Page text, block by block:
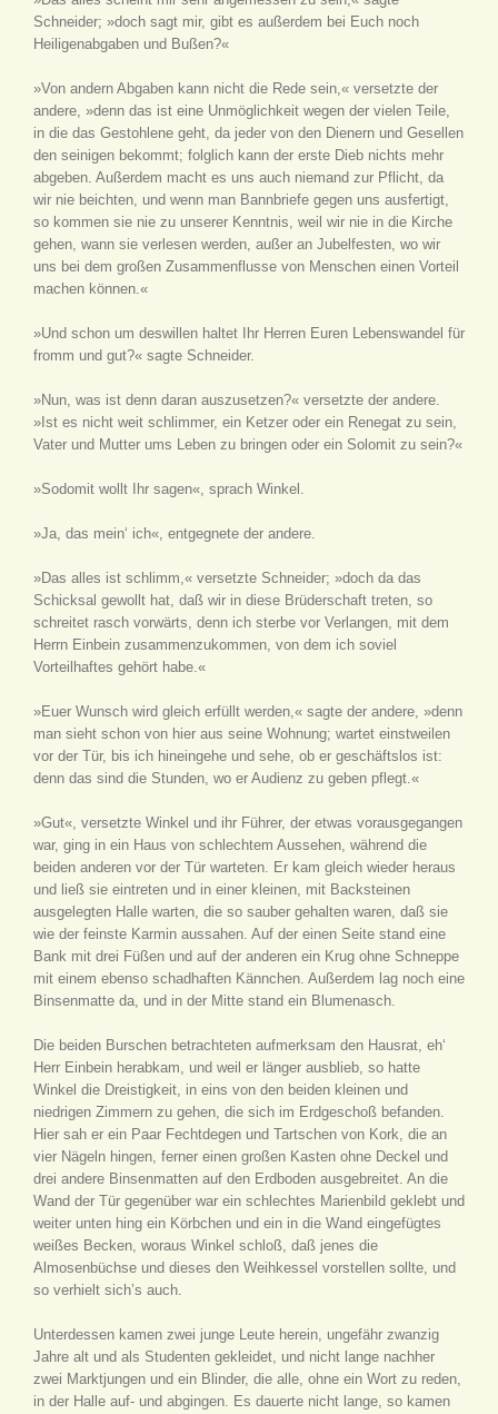
Schneider; »doch sagt mir, gibt es außerdem bei Euch noch
Heiligenabgaben und Bußen?«
»Von andern Abgaben kann nicht die Rede sein,« versetzte der
andere, »denn das ist eine Unmöglichkeit wegen der vielen Teile,
in die das Gestohlene geht, da jeder von den Dienern und Gesellen
den seinigen bekommt; folglich kann der erste Dieb nichts mehr
abgeben. Außerdem macht es uns auch niemand zur Pflicht, da
wir nie beichten, und wenn man Bannbriefe gegen uns ausfertigt,
so kommen sie nie zu unserer Kenntnis, weil wir nie in die Kirche
gehen, wann sie verlesen werden, außer an Jubelfesten, wo wir
uns bei dem großen Zusammenflusse von Menschen einen Vorteil
machen können.«
»Und schon um deswillen haltet Ihr Herren Euren Lebenswandel für
fromm und gut?« sagte Schneider.
»Nun, was ist denn daran auszusetzen?« versetzte der andere.
»Ist es nicht weit schlimmer, ein Ketzer oder ein Renegat zu sein,
Vater und Mutter ums Leben zu bringen oder ein Solomit zu sein?«
»Sodomit wollt Ihr sagen«, sprach Winkel.
»Ja, das mein‘ ich«, entgegnete der andere.
»Das alles ist schlimm,« versetzte Schneider; »doch da das
Schicksal gewollt hat, daß wir in diese Brüderschaft treten, so
schreitet rasch vorwärts, denn ich sterbe vor Verlangen, mit dem
Herrn Einbein zusammenzukommen, von dem ich soviel
Vorteilhaftes gehört habe.«
»Euer Wunsch wird gleich erfüllt werden,« sagte der andere, »denn
man sieht schon von hier aus seine Wohnung; wartet einstweilen
vor der Tür, bis ich hineingehe und sehe, ob er geschäftslos ist:
denn das sind die Stunden, wo er Audienz zu geben pflegt.«
»Gut«, versetzte Winkel und ihr Führer, der etwas vorausgegangen
war, ging in ein Haus von schlechtem Aussehen, während die
beiden anderen vor der Tür warteten. Er kam gleich wieder heraus
und ließ sie eintreten und in einer kleinen, mit Backsteinen
ausgelegten Halle warten, die so sauber gehalten waren, daß sie
wie der feinste Karmin aussahen. Auf der einen Seite stand eine
Bank mit drei Füßen und auf der anderen ein Krug ohne Schneppe
mit einem ebenso schadhaften Kännchen. Außerdem lag noch eine
Binsenmatte da, und in der Mitte stand ein Blumenasch.
Die beiden Burschen betrachteten aufmerksam den Hausrat, eh‘
Herr Einbein herabkam, und weil er länger ausblieb, so hatte
Winkel die Dreistigkeit, in eins von den beiden kleinen und
niedrigen Zimmern zu gehen, die sich im Erdgeschoß befanden.
Hier sah er ein Paar Fechtdegen und Tartschen von Kork, die an
vier Nägeln hingen, ferner einen großen Kasten ohne Deckel und
drei andere Binsenmatten auf den Erdboden ausgebreitet. An die
Wand der Tür gegenüber war ein schlechtes Marienbild geklebt und
weiter unten hing ein Körbchen und ein in die Wand eingefügtes
weißes Becken, woraus Winkel schloß, daß jenes die
Almosenbüchse und dieses den Weihkessel vorstellen sollte, und
so verhielt sich’s auch.
Unterdessen kamen zwei junge Leute herein, ungefähr zwanzig
Jahre alt und als Studenten gekleidet, und nicht lange nachher
zwei Marktjungen und ein Blinder, die alle, ohne ein Wort zu reden,
in der Halle auf- und abgingen. Es dauerte nicht lange, so kamen